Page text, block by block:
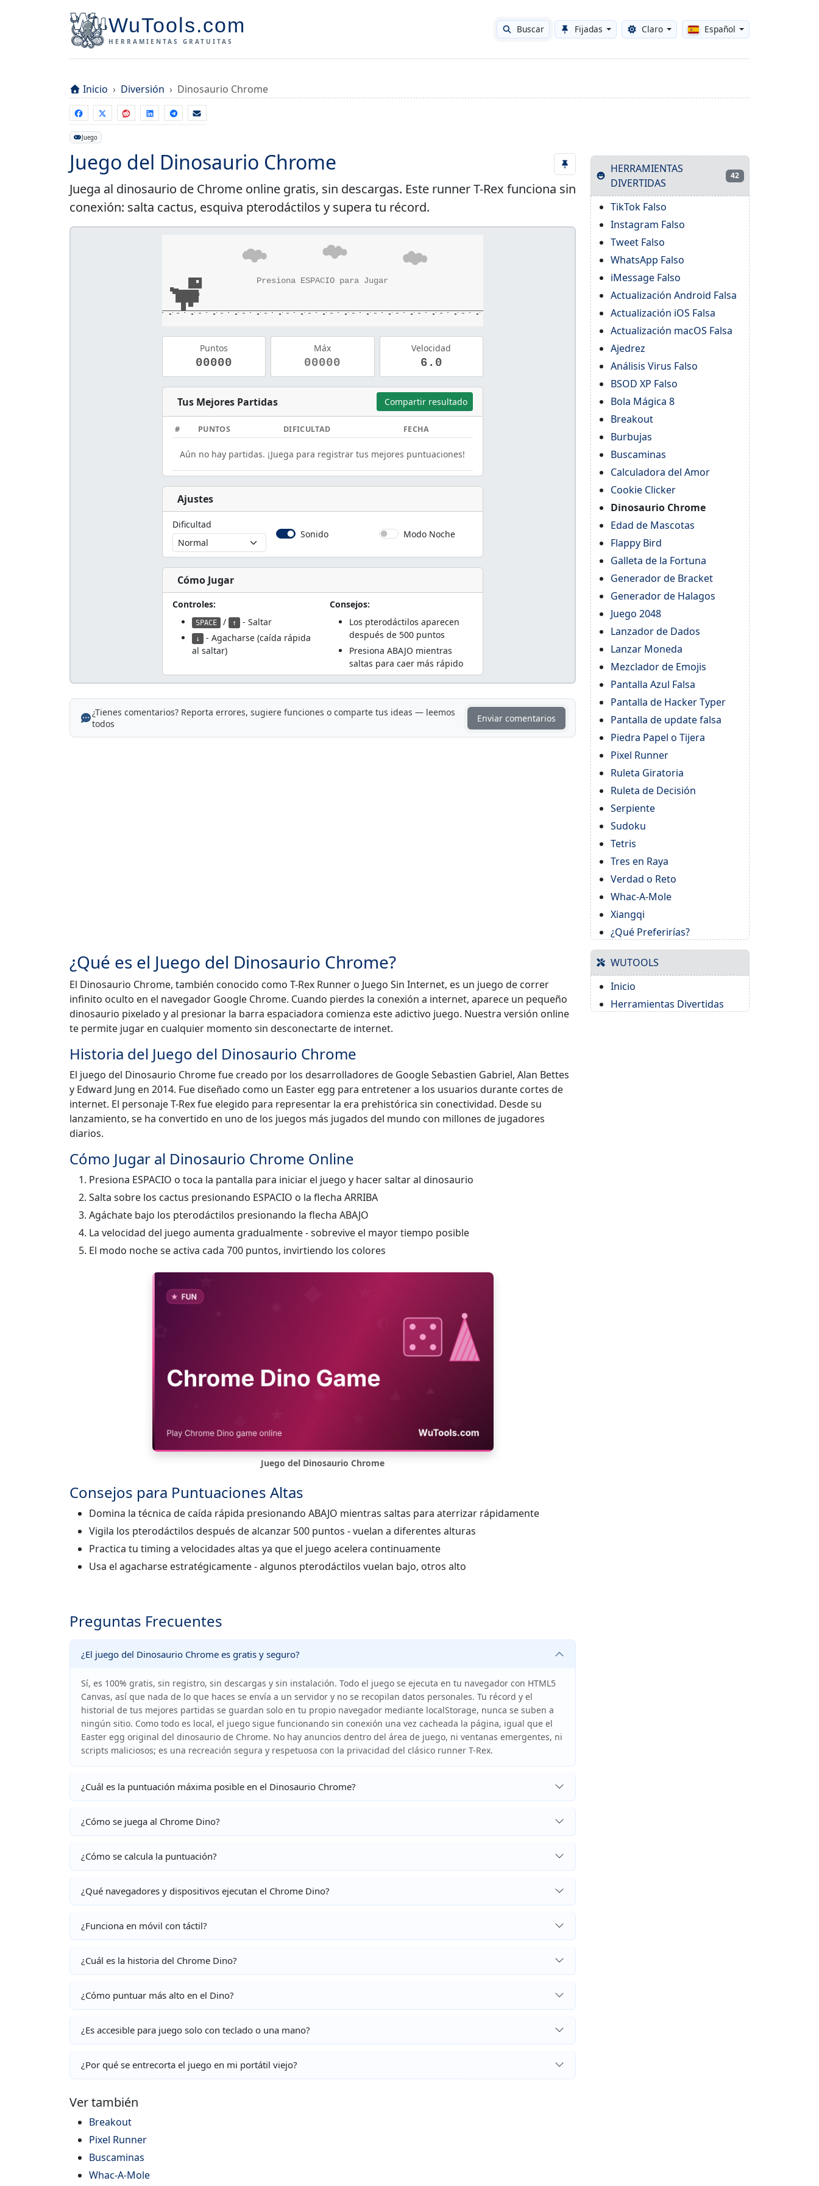
WuTools.com
HERRAMIENTAS GRATUITAS
Buscar Fijadas Toggle theme
Claro Español
Inicio Diversión Dinosaurio Chrome
Juego
Juego del Dinosaurio Chrome
Juega al dinosaurio de Chrome online gratis, sin descargas. Este runner T-Rex funciona sin
conexión: salta cactus, esquiva pterodáctilos y supera tu récord.
Presiona ESPACIO para Jugar
Puntos
00000
Máx
00000
Velocidad
6.0
Tus Mejores Partidas Compartir resultado
# PUNTOS DIFICULTAD FECHA
Aún no hay partidas. ¡Juega para registrar tus mejores puntuaciones!
Ajustes
Dificultad
Sonido
Modo Noche
Cómo Jugar
Controles:
SPACE / ↑ - Saltar
↓ - Agacharse (caída rápida
al saltar)
Consejos:
Los pterodáctilos aparecen
después de 500 puntos
Presiona ABAJO mientras
saltas para caer más rápido
¿Tienes comentarios? Reporta errores, sugiere funciones o comparte tus ideas — leemos
todos
Enviar comentarios
¿Qué es el Juego del Dinosaurio Chrome?
El Dinosaurio Chrome, también conocido como T-Rex Runner o Juego Sin Internet, es un juego de correr
infinito oculto en el navegador Google Chrome. Cuando pierdes la conexión a internet, aparece un pequeño
dinosaurio pixelado y al presionar la barra espaciadora comienza este adictivo juego. Nuestra versión online
te permite jugar en cualquier momento sin desconectarte de internet.
Historia del Juego del Dinosaurio Chrome
El juego del Dinosaurio Chrome fue creado por los desarrolladores de Google Sebastien Gabriel, Alan Bettes
y Edward Jung en 2014. Fue diseñado como un Easter egg para entretener a los usuarios durante cortes de
internet. El personaje T-Rex fue elegido para representar la era prehistórica sin conectividad. Desde su
lanzamiento, se ha convertido en uno de los juegos más jugados del mundo con millones de jugadores
diarios.
Cómo Jugar al Dinosaurio Chrome Online
Presiona ESPACIO o toca la pantalla para iniciar el juego y hacer saltar al dinosaurio
Salta sobre los cactus presionando ESPACIO o la flecha ARRIBA
Agáchate bajo los pterodáctilos presionando la flecha ABAJO
La velocidad del juego aumenta gradualmente - sobrevive el mayor tiempo posible
El modo noche se activa cada 700 puntos, invirtiendo los colores
Juego del Dinosaurio Chrome
Consejos para Puntuaciones Altas
Domina la técnica de caída rápida presionando ABAJO mientras saltas para aterrizar rápidamente
Vigila los pterodáctilos después de alcanzar 500 puntos - vuelan a diferentes alturas
Practica tu timing a velocidades altas ya que el juego acelera continuamente
Usa el agacharse estratégicamente - algunos pterodáctilos vuelan bajo, otros alto
Preguntas Frecuentes
¿El juego del Dinosaurio Chrome es gratis y seguro?
Sí, es 100% gratis, sin registro, sin descargas y sin instalación. Todo el juego se ejecuta en tu navegador con HTML5
Canvas, así que nada de lo que haces se envía a un servidor y no se recopilan datos personales. Tu récord y el
historial de tus mejores partidas se guardan solo en tu propio navegador mediante localStorage, nunca se suben a
ningún sitio. Como todo es local, el juego sigue funcionando sin conexión una vez cacheada la página, igual que el
Easter egg original del dinosaurio de Chrome. No hay anuncios dentro del área de juego, ni ventanas emergentes, ni
scripts maliciosos; es una recreación segura y respetuosa con la privacidad del clásico runner T-Rex.
¿Cuál es la puntuación máxima posible en el Dinosaurio Chrome?
¿Cómo se juega al Chrome Dino?
¿Cómo se calcula la puntuación?
¿Qué navegadores y dispositivos ejecutan el Chrome Dino?
¿Funciona en móvil con táctil?
¿Cuál es la historia del Chrome Dino?
¿Cómo puntuar más alto en el Dino?
¿Es accesible para juego solo con teclado o una mano?
¿Por qué se entrecorta el juego en mi portátil viejo?
Ver también
Breakout
Pixel Runner
Buscaminas
Whac-A-Mole
HERRAMIENTAS
DIVERTIDAS
42
TikTok Falso
Instagram Falso
Tweet Falso
WhatsApp Falso
iMessage Falso
Actualización Android Falsa
Actualización iOS Falsa
Actualización macOS Falsa
Ajedrez
Análisis Virus Falso
BSOD XP Falso
Bola Mágica 8
Breakout
Burbujas
Buscaminas
Calculadora del Amor
Cookie Clicker
Dinosaurio Chrome
Edad de Mascotas
Flappy Bird
Galleta de la Fortuna
Generador de Bracket
Generador de Halagos
Juego 2048
Lanzador de Dados
Lanzar Moneda
Mezclador de Emojis
Pantalla Azul Falsa
Pantalla de Hacker Typer
Pantalla de update falsa
Piedra Papel o Tijera
Pixel Runner
Ruleta Giratoria
Ruleta de Decisión
Serpiente
Sudoku
Tetris
Tres en Raya
Verdad o Reto
Whac-A-Mole
Xiangqi
¿Qué Preferirías?
WUTOOLS
Inicio
Herramientas Divertidas